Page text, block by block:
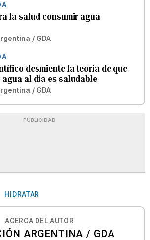
la salud consumir agua
/ GDA
desmiente la teoría de que
agua al día es saludable
/ GDA
PUBLICIDAD
HIDRATAR
ACERCA DEL AUTOR
ARGENTINA / GDA